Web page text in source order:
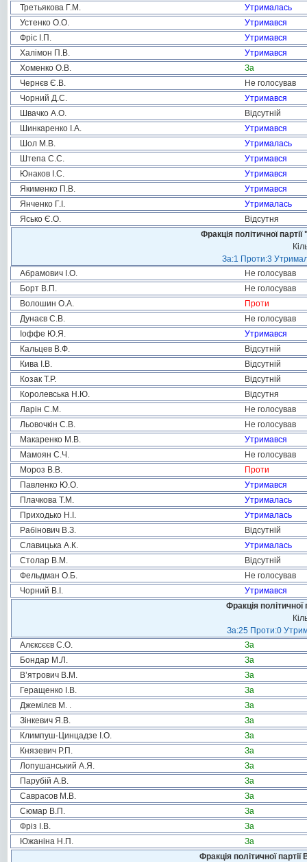
Третьякова Г.М.
Утрималась
Устенко О.О.
Утримався
Фріс І.П.
Утримався
Халімон П.В.
Утримався
Хоменко О.В.
За
Чернєв Є.В.
Не голосував
Чорний Д.С.
Утримався
Швачко А.О.
Відсутній
Шинкаренко І.А.
Утримався
Шол М.В.
Утрималась
Штепа С.С.
Утримався
Юнаков І.С.
Утримався
Якименко П.В.
Утримався
Янченко Г.І.
Утрималась
Ясько Є.О.
Відсутня
Фракція політичної
За:1 Проти:3
Абрамович І.О.
Не голосував
Борт В.П.
Не голосував
Волошин О.А.
Проти
Дунаєв С.В.
Не голосував
Іоффе Ю.Я.
Утримався
Кальцев В.Ф.
Відсутній
Кива І.В.
Відсутній
Козак Т.Р.
Відсутній
Королевська Н.Ю.
Відсутня
Ларін С.М.
Не голосував
Льовочкін С.В.
Не голосував
Макаренко М.В.
Утримався
Мамоян С.Ч.
Не голосував
Мороз В.В.
Проти
Павленко Ю.О.
Утримався
Плачкова Т.М.
Утрималась
Приходько Н.І.
Утрималась
Рабінович В.З.
Відсутній
Славицька А.К.
Утрималась
Столар В.М.
Відсутній
Фельдман О.Б.
Не голосував
Чорний В.І.
Утримався
Фракція
За:25 Проти:0
Алєксєєв С.О.
За
Бондар М.Л.
За
В’ятрович В.М.
За
Геращенко І.В.
За
Джемілєв М. .
За
Зінкевич Я.В.
За
Климпуш-Цинцадзе І.О.
За
Князевич Р.П.
За
Лопушанський А.Я.
За
Парубій А.В.
За
Саврасов М.В.
За
Сюмар В.П.
За
Фріз І.В.
За
Южаніна Н.П.
За
Фракція політичної